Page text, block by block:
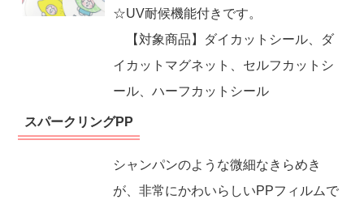
☆UV耐候機能付きです。
【対象商品】ダイカットシール、ダ
イカットマグネット、セルフカットシ
ール、ハーフカットシール
スパークリングPP
シャンパンのような微細なきらめき
が、非常にかわいらしいPPフィルムで